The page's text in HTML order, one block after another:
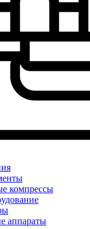
компрессы
аппараты